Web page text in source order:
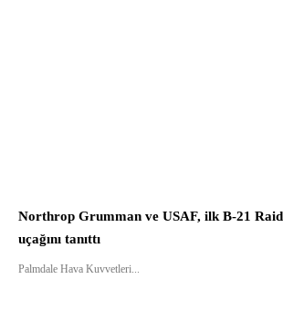
Northrop Grumman ve USAF, ilk B-21
uçağını tanıttı
Palmdale Hava Kuvvetleri...